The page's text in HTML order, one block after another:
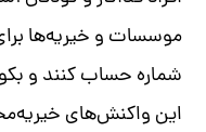
موسسات و خیریه‌ها
شماره حساب کنند و
این واکنش‌های